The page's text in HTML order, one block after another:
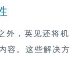
外，英见还将机
容。这些解决方